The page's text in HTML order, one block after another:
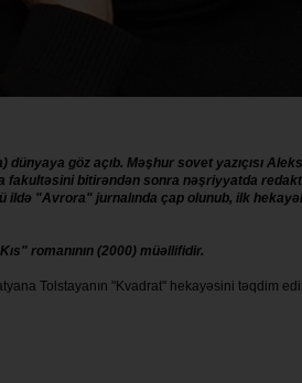
göz açıb. Məşhur sovet yazıçısı
bitirəndən sonra nəşriyyatda
ildə "Avrora" jurnalında çap olunub, ilk
romanının (2000) müəllifidir.
Tolstayanın "Kvadrat" hekayəsini təqdim